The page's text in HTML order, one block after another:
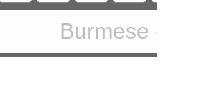
Burmese -